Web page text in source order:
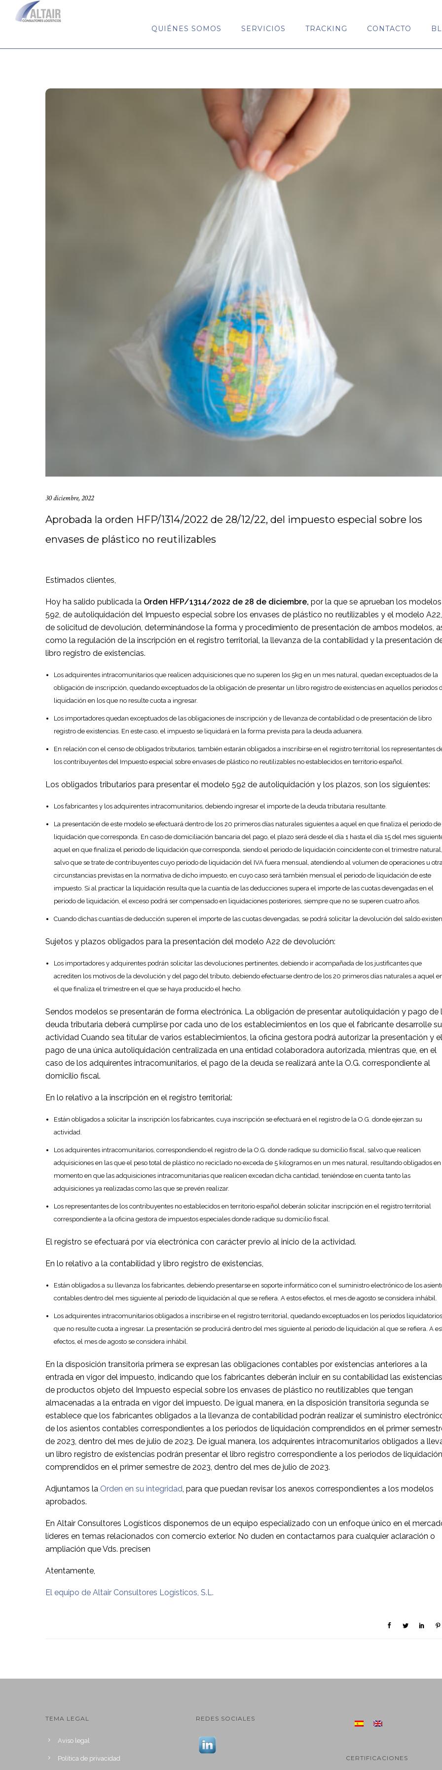
QUIÉNES SOMOS
SERVICIOS TRACKING CONTACTO
30 diciembre, 2022
Aprobada la orden HFP/1314/2022 de 28/12/22, del impuesto especial sobre los
envases de plástico no reutilizables
Estimados clientes,
Hoy ha salido publicada la Orden HFP/1314/2022 de 28 de diciembre, por la que se aprueban los modelos
592, de autoliquidación del Impuesto especial sobre los envases de plástico no reutilizables y el modelo A22,
de solicitud de devolución, determinándose la forma y procedimiento de presentación de ambos modelos,
como la regulación de la inscripción en el registro territorial, la llevanza de la contabilidad y la presentación
libro registro de existencias.
Los adquirentes intracomunitarios que realicen adquisiciones que no superen los 5kg en un mes natural, quedan exceptuados de la
obligación de inscripción, quedando exceptuados de la obligación de presentar un libro registro de existencias en aquellos periodos
liquidación en los que no resulte cuota a ingresar.
Los importadores quedan exceptuados de las obligaciones de inscripción y de llevanza de contabilidad o de presentación de libro
registro de existencias. En este caso, el impuesto se liquidará en la forma prevista para la deuda aduanera.
En relación con el censo de obligados tributarios, también estarán obligados a inscribirse en el registro territorial los representantes
los contribuyentes del Impuesto especial sobre envases de plástico no reutilizables no establecidos en territorio español.
Los obligados tributarios para presentar el modelo 592 de autoliquidación y los plazos, son los siguientes:
Los fabricantes y los adquirentes intracomunitarios, debiendo ingresar el importe de la deuda tributaria resultante.
La presentación de este modelo se efectuará dentro de los 20 primeros días naturales siguientes a aquel en que finaliza el periodo de
liquidación que corresponda. En caso de domiciliación bancaria del pago, el plazo será desde el día 1 hasta el día 15 del mes
aquel en que finaliza el periodo de liquidación que corresponda, siendo el periodo de liquidación coincidente con el trimestre natural,
salvo que se trate de contribuyentes cuyo periodo de liquidación del IVA fuera mensual, atendiendo al volumen de operaciones u
circunstancias previstas en la normativa de dicho impuesto, en cuyo caso será también mensual el periodo de liquidación de este
impuesto. Si al practicar la liquidación resulta que la cuantía de las deducciones supera el importe de las cuotas devengadas en el
periodo de liquidación, el exceso podrá ser compensado en liquidaciones posteriores, siempre que no se superen cuatro años.
Cuando dichas cuantías de deducción superen el importe de las cuotas devengadas, se podrá solicitar la devolución del saldo
Sujetos y plazos obligados para la presentación del modelo A22 de devolución:
Los importadores y adquirentes podrán solicitar las devoluciones pertinentes, debiendo ir acompañada de los justificantes que
acrediten los motivos de la devolución y del pago del tributo, debiendo efectuarse dentro de los 20 primeros días naturales a aquel
el que finaliza el trimestre en el que se haya producido el hecho.
Sendos modelos se presentarán de forma electrónica. La obligación de presentar autoliquidación y pago de
deuda tributaria deberá cumplirse por cada uno de los establecimientos en los que el fabricante desarrolle su
actividad Cuando sea titular de varios establecimientos, la oficina gestora podrá autorizar la presentación y el
pago de una única autoliquidación centralizada en una entidad colaboradora autorizada, mientras que, en el
caso de los adquirentes intracomunitarios, el pago de la deuda se realizará ante la O.G. correspondiente al
domicilio fiscal.
En lo relativo a la inscripción en el registro territorial:
Están obligados a solicitar la inscripción los fabricantes, cuya inscripción se efectuará en el registro de la O.G. donde ejerzan su
actividad.
Los adquirentes intracomunitarios, correspondiendo el registro de la O.G. donde radique su domicilio fiscal, salvo que realicen
adquisiciones en las que el peso total de plástico no reciclado no exceda de 5 kilogramos en un mes natural, resultando obligados
momento en que las adquisiciones intracomunitarias que realicen excedan dicha cantidad, teniéndose en cuenta tanto las
adquisiciones ya realizadas como las que se prevén realizar.
Los representantes de los contribuyentes no establecidos en territorio español deberán solicitar inscripción en el registro territorial
correspondiente a la oficina gestora de impuestos especiales donde radique su domicilio fiscal.
El registro se efectuará por vía electrónica con carácter previo al inicio de la actividad.
En lo relativo a la contabilidad y libro registro de existencias,
Están obligados a su llevanza los fabricantes, debiendo presentarse en soporte informático con el suministro electrónico de los
contables dentro del mes siguiente al periodo de liquidación al que se refiera. A estos efectos, el mes de agosto se considera inhábil.
Los adquirentes intracomunitarios obligados a inscribirse en el registro territorial, quedando exceptuados en los períodos liquidatorios
que no resulte cuota a ingresar. La presentación se producirá dentro del mes siguiente al periodo de liquidación al que se refiera. A
efectos, el mes de agosto se considera inhábil.
En la disposición transitoria primera se expresan las obligaciones contables por existencias anteriores a la
entrada en vigor del impuesto, indicando que los fabricantes deberán incluir en su contabilidad las existencias
de productos objeto del Impuesto especial sobre los envases de plástico no reutilizables que tengan
almacenadas a la entrada en vigor del impuesto. De igual manera, en la disposición transitoria segunda se
establece que los fabricantes obligados a la llevanza de contabilidad podrán realizar el suministro
de los asientos contables correspondientes a los periodos de liquidación comprendidos en el primer
de 2023, dentro del mes de julio de 2023. De igual manera, los adquirentes intracomunitarios obligados a
un libro registro de existencias podrán presentar el libro registro correspondiente a los periodos de liquidación
comprendidos en el primer semestre de 2023, dentro del mes de julio de 2023.
Adjuntamos la Orden en su integridad, para que puedan revisar los anexos correspondientes a los modelos
aprobados.
En Altair Consultores Logísticos disponemos de un equipo especializado con un enfoque único en el
líderes en temas relacionados con comercio exterior. No duden en contactarnos para cualquier aclaración o
ampliación que Vds. precisen
Atentamente,
El equipo de Altair Consultores Logísticos, S.L.
TEMA LEGAL
Aviso legal
Política de privacidad
REDES SOCIALES
CERTIFICACIONES